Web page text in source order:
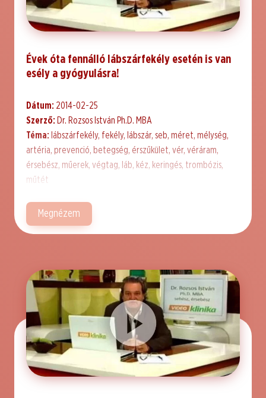
Évek óta fennálló lábszárfekély esetén is van
esély a gyógyulásra!
Dátum: 2014-02-25
Szerző: Dr. Rozsos István Ph.D. MBA
Téma: lábszárfekély, fekély, lábszár, seb, méret, mélység,
artéria, prevenció, betegség, érszűkület, vér, véráram,
érsebész, műerek, végtag, láb, kéz, keringés, trombózis,
műtét
Megnézem